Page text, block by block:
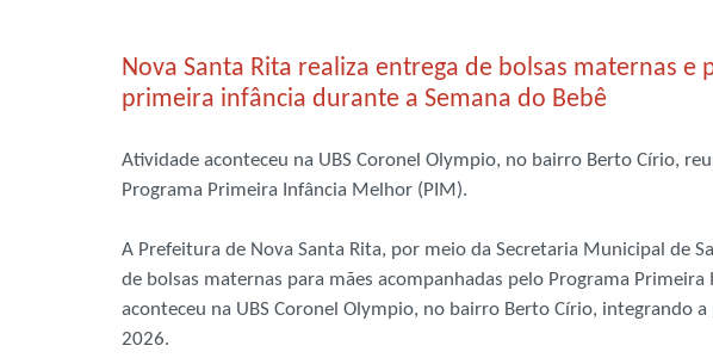
Nova Santa Rita realiza entrega de bolsas maternas e
primeira infância durante a Semana do Bebê
Atividade aconteceu na UBS Coronel Olympio, no bairro Berto Círio,
Programa Primeira Infância Melhor (PIM).
A Prefeitura de Nova Santa Rita, por meio da Secretaria Municipal de
de bolsas maternas para mães acompanhadas pelo Programa
aconteceu na UBS Coronel Olympio, no bairro Berto Círio, integrando
2026.